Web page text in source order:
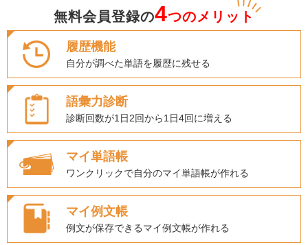
無料会員登録の4つのメリット
履歴機能
自分が調べた単語を履歴に残せる
語彙力診断
診断回数が1日2回から1日4回に増える
マイ単語帳
ワンクリックで自分のマイ単語帳が作れる
マイ例文帳
例文が保存できるマイ例文帳が作れる